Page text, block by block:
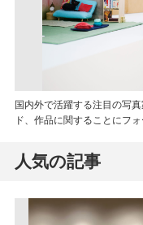
国内外で活躍する注目の写
ド、作品に関することにフ
人気の記事